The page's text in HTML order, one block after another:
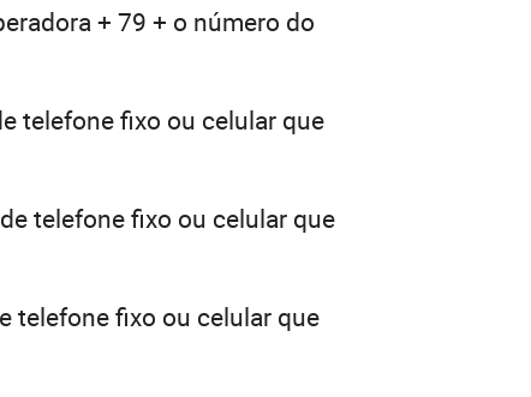
+ 79 + o número do
telefone fixo ou celular que
telefone fixo ou celular que
telefone fixo ou celular que